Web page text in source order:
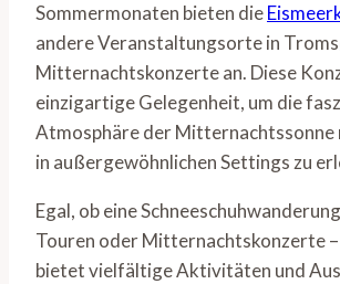
Sommermonaten bieten die
andere Veranstaltungsorte in
Mitternachtskonzerte an. Diese
einzigartige Gelegenheit, um die
Atmosphäre der Mitternachtssonne
in außergewöhnlichen Settings zu
Egal, ob eine
Touren oder Mitternachtskonzerte
bietet vielfältige Aktivitäten und